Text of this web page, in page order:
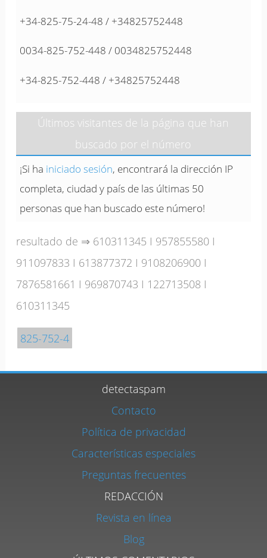
+34-825-75-24-48 / +34825752448
0034-825-752-448 / 0034825752448
+34-825-752-448 / +34825752448
Últimos visitantes de la página que han
buscado por el número
¡Si ha iniciado sesión, encontrará la dirección IP
completa, ciudad y país de las últimas 50
personas que han buscado este número!
resultado de ⇒ 610311345 I 957855580 I
911097833 I 613877372 I 9108206900 I
7876581661 I 969870743 I 122713508 I
610311345
825-752-4
detectaspam
Contacto
Política de privacidad
Características especiales
Preguntas frecuentes
REDACCIÓN
Revista en línea
Blog